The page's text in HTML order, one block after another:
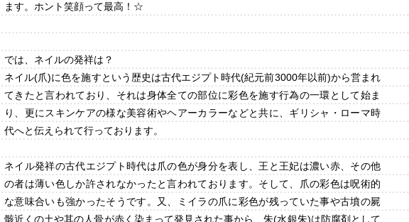
ます。ホント笑顔って最高！☆
では、ネイルの発祥は？
ネイル(爪)に色を施すという歴史は古代エジプト時代(紀元前3000年以前)から営まれ
てきたと言われており、それは身体全ての部位に彩色を施す行為の一環として始ま
り、更にスキンケアの様な美容術やヘアーカラーなどと共に、ギリシャ・ローマ時
代へと伝えられて行っております。
ネイル発祥の古代エジプト時代は爪の色が身分を表し、王と王妃は濃い赤、その他
の者は薄い色しか許されなかったと言われております。そして、爪の彩色は呪術的
な意味合いも強かったそうです。又、ミイラの爪に彩色が残っていた事や古墳の屍
骸近くの土や其の人骨が赤く染まって発見された事から、朱(水銀朱)は防腐剤として